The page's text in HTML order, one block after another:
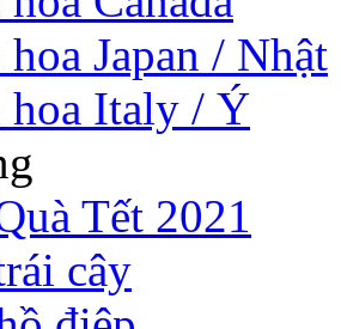
Japan / Nhật
Italy / Ý
Tết 2021
cây